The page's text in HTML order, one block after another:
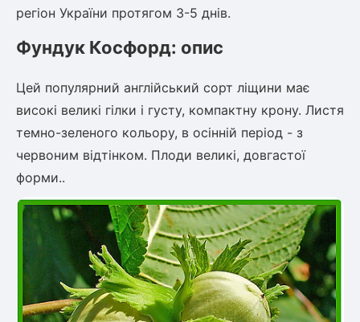
регіон України протягом 3-5 днів.
Фундук Косфорд: опис
Цей популярний англійський сорт ліщини має
високі великі гілки і густу, компактну крону. Листя
темно-зеленого кольору, в осінній період - з
червоним відтінком. Плоди великі, довгастої
форми..